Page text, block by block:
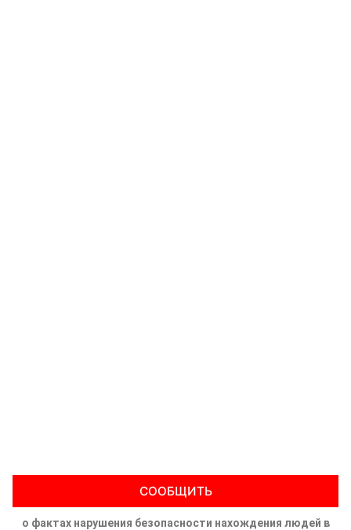
СООБЩИТЬ
о фактах нарушения безопасности нахождения людей в